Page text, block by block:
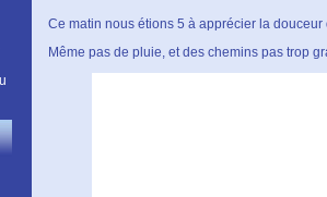
Ce matin nous étions 5 à apprécier la
Même pas de pluie, et des chemins pas trop